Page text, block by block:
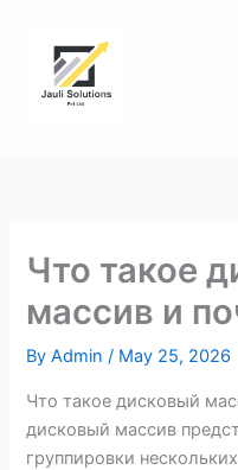
content
Что такое
массив и
ByAdmin/ May 25, 2026
Что такое дисковый
дисковый массив
группировки